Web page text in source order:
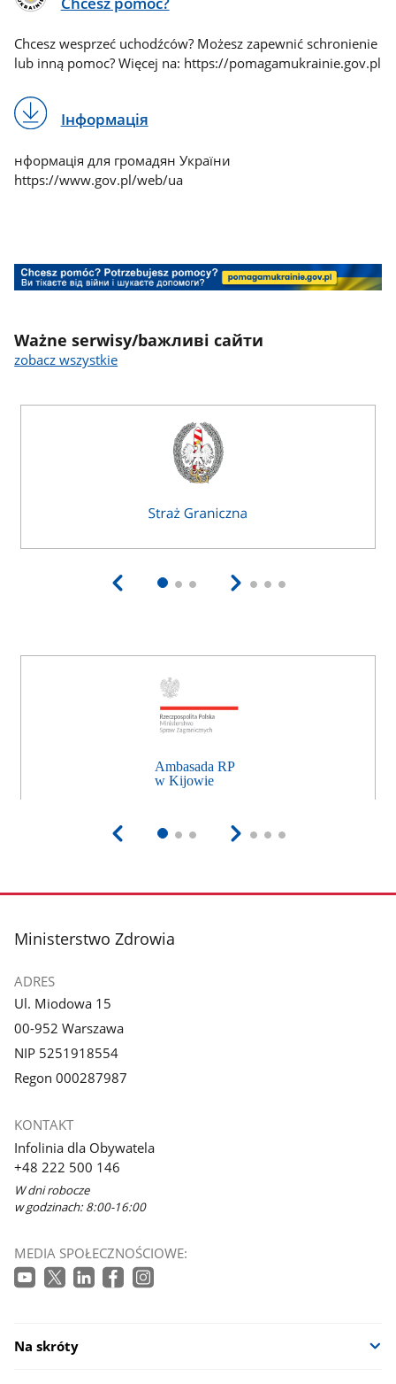
Chcesz wesprzeć uchodźców? Możesz zapewnić schronienie
lub inną pomoc? Więcej na: https://pomagamukrainie.gov.pl
Інформація
нформація для громадян України
https://www.gov.pl/web/ua
banner
serwisy/bажливі
сайти
Ważne serwisy/bажливі сайти
zobacz wszystkie
stopka
Ministerstwo Zdrowia
ADRES
Ul. Miodowa 15
00-952 Warszawa
NIP 5251918554
Regon 000287987
KONTAKT
Infolinia dla Obywatela
+48 222 500 146
W dni robocze
w godzinach: 8:00-16:00
MEDIA SPOŁECZNOŚCIOWE:
Na skróty